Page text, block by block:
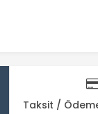
Taksit /